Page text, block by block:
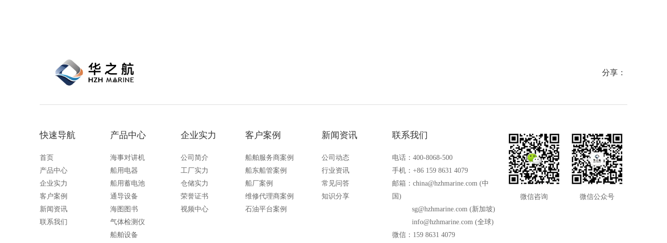
分享：
快速导航
首页
产品中心
企业实力
客户案例
新闻资讯
联系我们
产品中心
海事对讲机
船用电器
船用蓄电池
通导设备
海图图书
气体检测仪
船舶设备
企业实力
公司简介
工厂实力
仓储实力
荣誉证书
视频中心
客户案例
船舶服务商案例
船东船管案例
船厂案例
维修代理商案例
石油平台案例
新闻资讯
公司动态
行业资讯
常见问答
知识分享
联系我们
电话：400-8068-500
手机：+86 159 8631 4079
邮箱：china@hzhmarine.com (中
国)
sg@hzhmarine.com (新加坡)
info@hzhmarine.com (全球)
微信：159 8631 4079
微信咨询 微信公众号